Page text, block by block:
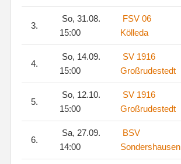
3.
So, 31.08.
15:00
FSV 06
Kölleda
4.
So, 14.09.
15:00
SV 1916
Großrudestedt
5.
So, 12.10.
15:00
SV 1916
Großrudestedt
6.
Sa, 27.09.
14:00
BSV
Sondershausen